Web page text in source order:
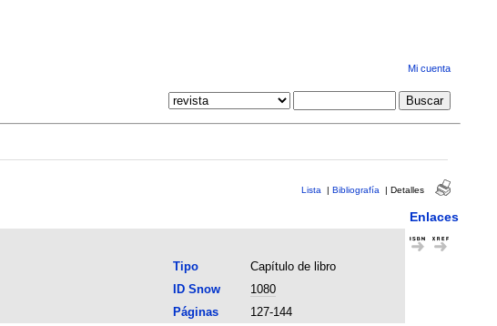
Mi cuenta
Lista | Bibliografía | Detalles
Enlaces
Tipo
Capítulo de libro
ID Snow
1080
Páginas
127-144